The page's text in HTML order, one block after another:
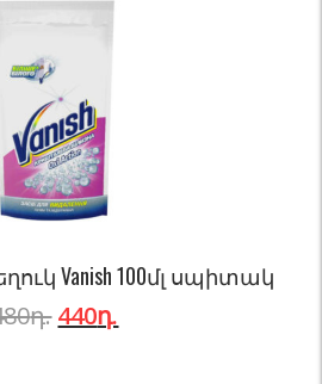
Vanish 100մլ սպիտակ
դ. 440դ.